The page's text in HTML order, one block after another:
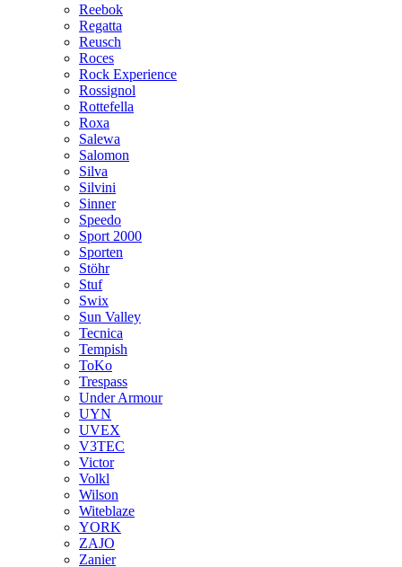
Reebok
Regatta
Reusch
Roces
Rock Experience
Rossignol
Rottefella
Roxa
Salewa
Salomon
Silva
Silvini
Sinner
Speedo
Sport 2000
Sporten
Stöhr
Stuf
Swix
Sun Valley
Tecnica
Tempish
ToKo
Trespass
Under Armour
UYN
UVEX
V3TEC
Victor
Volkl
Wilson
Witeblaze
YORK
ZAJO
Zanier